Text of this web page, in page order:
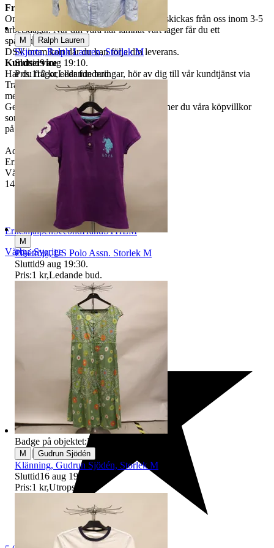
Frakt
Om du har valt frakt kommer din vara att skickas från oss inom 3-5
arbetsdagar. När din vara har lämnat vårt lager får du ett
spårningsnummer av
DSV inom kort där du kan följa din leverans.
Kundservice
Har du frågor eller funderingar, hör av dig till vår kundtjänst via
Traderas
meddelandefunktion.
Genom att buda på våra annonser godkänner du våra köpvillkor
som du hittar
på vår infosida här på Tradera.
Adress för retur/återköp:
Erikshjälpen Second Hand
Vårby Allé 53
143 30 Vårby
ErikshjälpenSecondHandSTHLM
Vårby,Sverige
M | Ralph Lauren
Skjorta, Ralph Lauren, Storlek M
Sluttid9 aug 19:10.
Pris:110 kr,Ledande bud.
M
Pikétröja, US Polo Assn. Storlek M
Sluttid9 aug 19:30.
Pris:1 kr,Ledande bud.
Badge på objektet:Ny
M | Gudrun Sjödén
Klänning, Gudrun Sjödén, Storlek M
Sluttid16 aug 19:10
Pris:1 kr,Utropspris